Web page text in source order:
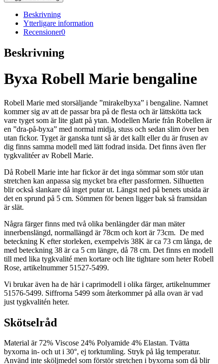
Beskrivning
Ytterligare information
Recensioner0
Beskrivning
Byxa Robell Marie bengaline
Robell Marie med storsäljande ”mirakelbyxa” i bengaline. Namnet
kommer sig av att de passar bra på de flesta och är lättskötta tack
vare tyget som är lite glatt på ytan. Modellen Marie från Robellen är
en ”dra-på-byxa” med normal midja, stuss och sedan slim över ben
utan fickor. Tyget är ganska tunt så är det kallt eller du är frusen av
dig finns samma modell med lätt fodrad insida. Det finns även fler
tygkvalitéer av Robell Marie.
Då Robell Marie inte har fickor är det inga sömmar som stör utan
stretchen kan anpassa sig mycket bra efter passformen. Silhuetten
blir också slankare då inget putar ut. Längst ned på benets utsida är
det en sprund på 5 cm. Sömmen för benen ligger bak så framsidan
är slät.
Några färger finns med två olika benlängder där man mäter
innerbenslängd, normallängd är 78cm och kort är 73cm. De med
beteckning K efter storleken, exempelvis 38K är ca 73 cm långa, de
med beteckning 38 är ca 5 cm längre, då 78 cm. Det finns en modell
till med lika tygkvalité men kortare och lite tightare som heter Robell
Rose, artikelnummer 51527-5499.
Vi brukar även ha de här i caprimodell i olika färger, artikelnummer
51576-5499. Siffrorna 5499 som återkommer på alla ovan är vad
just tygkvalitén heter.
Skötselråd
Material är 72% Viscose 24% Polyamide 4% Elastan. Tvätta
byxorna in- och ut i 30°, ej torktumling. Stryk på låg temperatur.
Använd inte sköljmedel som förstör stretchen i byxorna som då blir